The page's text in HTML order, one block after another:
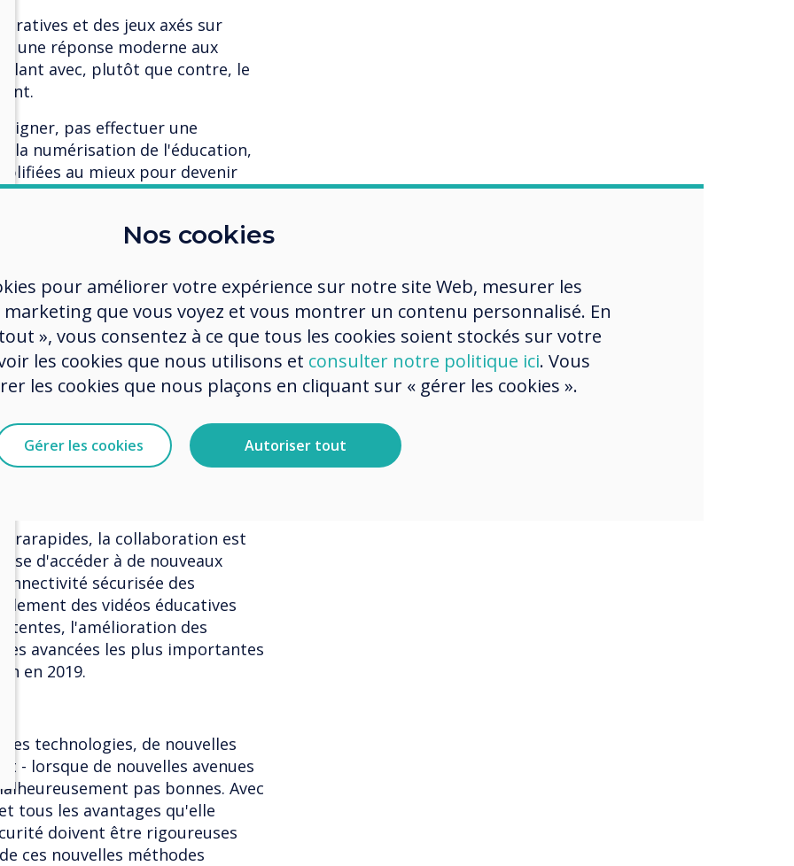
et des jeux axés sur
une réponse moderne aux
avec, plutôt que contre, le
pas effectuer une
la numérisation de l'éducation,
au mieux pour devenir
dans le monde entier, de
déjà des avantages. Le
suburbaines et rurales.
de technologie de réseau
bande passante beaucoup plus
et regarder des vidéos
le panneau de mise en mémoire
la collaboration est
d'accéder à de nouveaux
sécurisée des
des vidéos éducatives
l'amélioration des
avancées les plus importantes
en 2019.
technologies, de nouvelles
- lorsque de nouvelles avenues
pas bonnes. Avec
tous les avantages qu'elle
doivent être rigoureuses
ces nouvelles méthodes
Nos cookies
pour améliorer votre expérience sur notre site Web, mesurer les
que vous voyez et vous montrer un contenu personnalisé. En
», vous consentez à ce que tous les cookies soient stockés sur votre
les cookies que nous utilisons et consulter notre politique ici. Vous
les cookies que nous plaçons en cliquant sur « gérer les cookies ».
Gérer les cookies Autoriser tout